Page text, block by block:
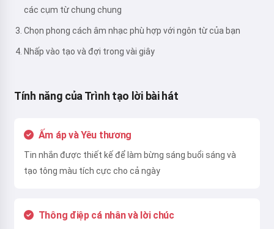
các cụm từ chung chung
Chọn phong cách âm nhạc phù hợp với ngôn từ của bạn
Nhấp vào tạo và đợi trong vài giây
Tính năng của Trình tạo lời bài hát
Ấm áp và Yêu thương
Tin nhắn được thiết kế để làm bừng sáng buổi sáng và
tạo tông màu tích cực cho cả ngày
Thông điệp cá nhân và lời chúc